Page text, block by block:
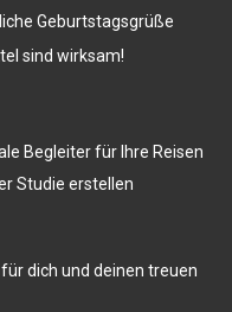
Geburtstagsgrüße
sind wirksam!
Begleiter für Ihre Reisen
Studie erstellen
dich und deinen treuen